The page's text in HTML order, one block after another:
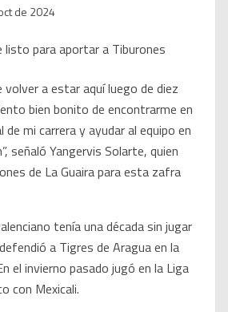
de 2024
a estar aquí luego de diez
bien bonito de encontrarme en
mi carrera y ayudar al equipo en
señaló Yangervis Solarte, quien
de La Guaira para esta zafra
tenía una década sin jugar
a Tigres de Aragua en la
el invierno pasado jugó en la Liga
con Mexicali.